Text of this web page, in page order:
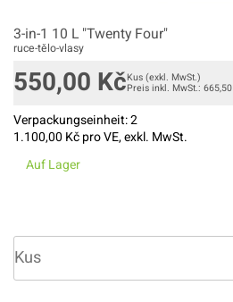
3-in-1 10 L "Twenty Four"
ruce-tělo-vlasy
550,00 KčKus (exkl. MwSt.)
Preis inkl. MwSt.: 665,50
Verpackungseinheit:2
1.100,00 Kč pro VE, exkl. MwSt.
Auf Lager